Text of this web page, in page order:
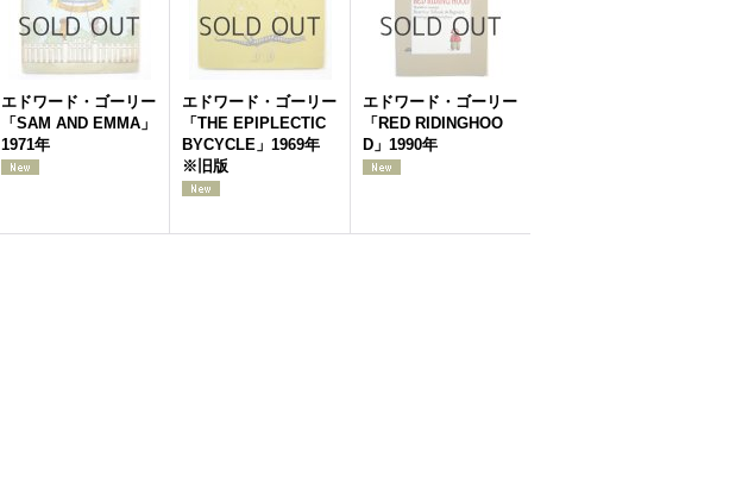
エドワード・ゴーリー
「SAM AND EMMA」
1971年
エドワード・ゴーリー
「THE EPIPLECTIC
BYCYCLE」1969年
※旧版
エドワード・ゴーリー
「RED RIDINGHOO
D」1990年